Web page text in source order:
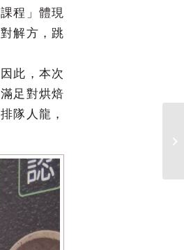
程」體現
解方，跳
此，本次
足對烘焙
隊人龍，